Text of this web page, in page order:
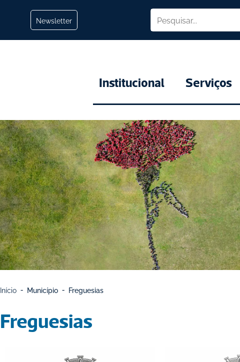
Newsletter
Institucional Serviços
Início Município Freguesias
Freguesias